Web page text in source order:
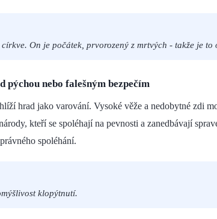
On je počátek, prvorozený z mrtvých - takže je to
nebo falešným bezpečím
hrad jako varování. Vysoké věže a nedobytné zdi
kteří se spoléhají na pevnosti a zanedbávají
spoléhání.
klopýtnutí.